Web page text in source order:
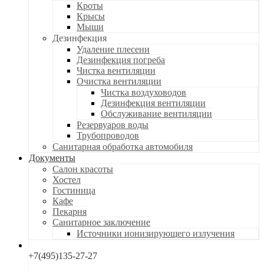
Кроты
Крысы
Мыши
Дезинфекция
Удаление плесени
Дезинфекция погреба
Чистка вентиляции
Очистка вентиляции
Чистка воздуховодов
Дезинфекция вентиляции
Обслуживание вентиляции
Резервуаров воды
Трубопроводов
Санитарная обработка автомобиля
Документы
Салон красоты
Хостел
Гостиница
Кафе
Пекарня
Санитарное заключение
Источники ионизирующего излучения
+7(495)135-27-27